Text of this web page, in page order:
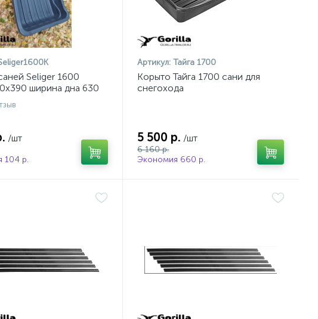
Seliger 1600
ширина дна 630
/шт
104 р.
Артикул: Тайга 1700
Корыто Тайга 1700 сани для
снегохода
5 500 р. /шт
6 160 р.
Экономия 660 р.